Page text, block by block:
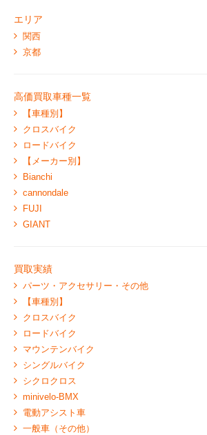
エリア
関西
京都
高価買取車種一覧
【車種別】
クロスバイク
ロードバイク
【メーカー別】
Bianchi
cannondale
FUJI
GIANT
買取実績
パーツ・アクセサリー・その他
【車種別】
クロスバイク
ロードバイク
マウンテンバイク
シングルバイク
シクロクロス
minivelo-BMX
電動アシスト車
一般車（その他）